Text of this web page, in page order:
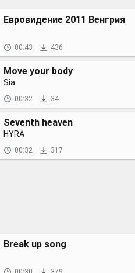
Евровидение 2011 Венгрия
00:43 436
Move your body
Sia
00:32 34
Seventh heaven
HYRA
00:32 317
Break up song